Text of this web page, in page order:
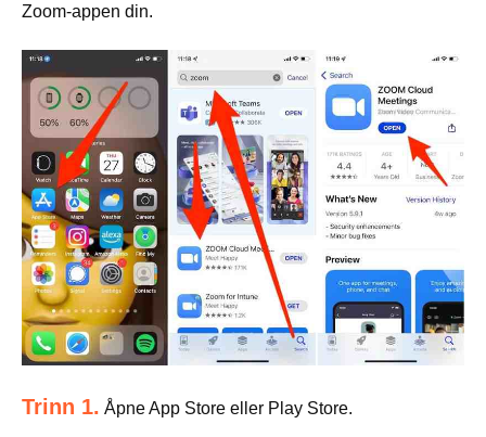
Zoom-appen din.
Trinn 1. Åpne App Store eller Play Store.